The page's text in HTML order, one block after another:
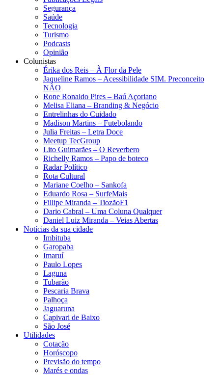
Segurança
Saúde
Tecnologia
Turismo
Podcasts
Opinião
Colunistas
Érika dos Reis​ – À Flor da Pele
Jaqueline Ramos – Acessibilidade SIM. Preconceito
NÃO
Rone Ronaldo Pires – Baú Açoriano
Melisa Eliana – Branding & Negócio
Entrelinhas do Cuidado
Madison Martins – Futebolando
Julia Freitas​ – Letra Doce
Meetup TecGroup
Lito Guimarães – O Reverbero
Richelly Ramos​ – Papo de boteco
Radar Político
Rota Cultural
Mariane Coelho – Sankofa
Eduardo Rosa​ – SurfeMais
Fillipe Miranda – TiozãoF1
Dario Cabral – Uma Coluna Qualquer
Daniel Luiz Miranda – Veias Abertas
Notícias da sua cidade
Imbituba
Garopaba
Imaruí
Paulo Lopes
Laguna
Tubarão
Pescaria Brava
Palhoça
Jaguaruna
Capivari de Baixo
São José
Utilidades
Cotação
Horóscopo
Previsão do tempo
Marés e ondas